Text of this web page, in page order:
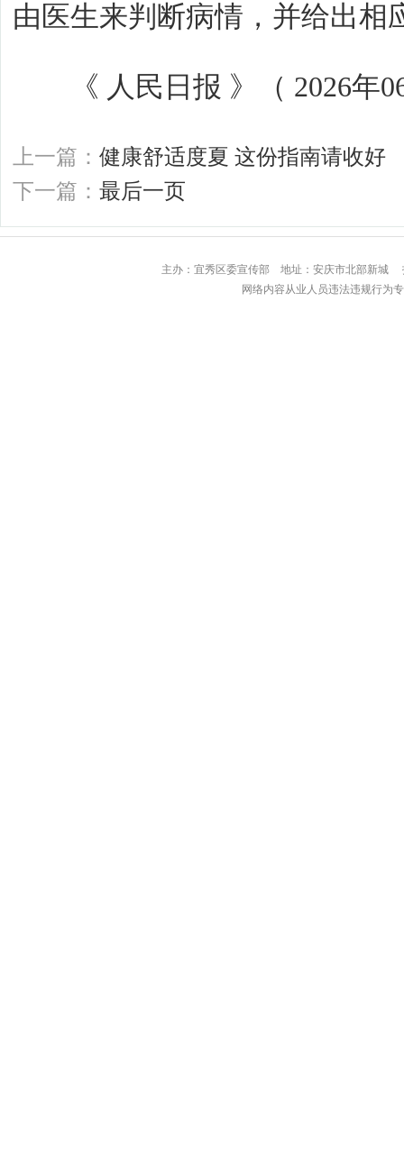
由医生来判断病情，并给出相
《 人民日报 》（ 2026年06
上一篇： 健康舒适度夏 这份指南请收好
下一篇： 最后一页
主办：宜秀区委宣传部 地址：安庆市北
网络内容从业人员违法违规行